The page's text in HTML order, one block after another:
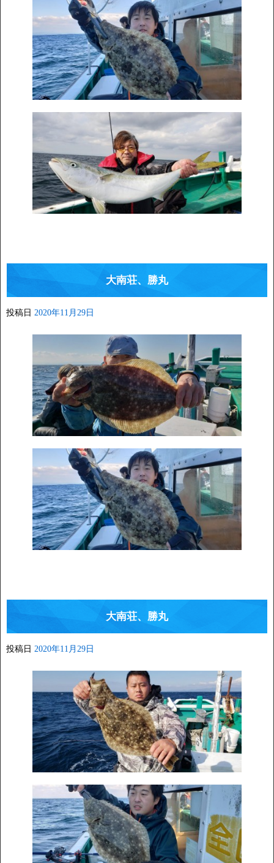
大南荘、勝丸
投稿日 2020年11月29日
大南荘、勝丸
投稿日 2020年11月29日